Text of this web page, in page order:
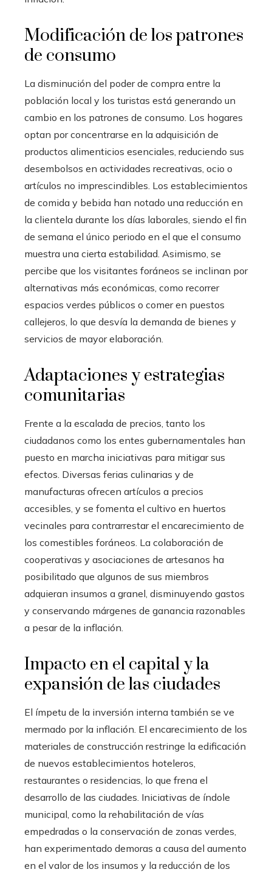
Modificación de los patrones
de consumo
La disminución del poder de compra entre la
población local y los turistas está generando un
cambio en los patrones de consumo. Los hogares
optan por concentrarse en la adquisición de
productos alimenticios esenciales, reduciendo sus
desembolsos en actividades recreativas, ocio o
artículos no imprescindibles. Los establecimientos
de comida y bebida han notado una reducción en
la clientela durante los días laborales, siendo el fin
de semana el único periodo en el que el consumo
muestra una cierta estabilidad. Asimismo, se
percibe que los visitantes foráneos se inclinan por
alternativas más económicas, como recorrer
espacios verdes públicos o comer en puestos
callejeros, lo que desvía la demanda de bienes y
servicios de mayor elaboración.
Adaptaciones y estrategias
comunitarias
Frente a la escalada de precios, tanto los
ciudadanos como los entes gubernamentales han
puesto en marcha iniciativas para mitigar sus
efectos. Diversas ferias culinarias y de
manufacturas ofrecen artículos a precios
accesibles, y se fomenta el cultivo en huertos
vecinales para contrarrestar el encarecimiento de
los comestibles foráneos. La colaboración de
cooperativas y asociaciones de artesanos ha
posibilitado que algunos de sus miembros
adquieran insumos a granel, disminuyendo gastos
y conservando márgenes de ganancia razonables
a pesar de la inflación.
Impacto en el capital y la
expansión de las ciudades
El ímpetu de la inversión interna también se ve
mermado por la inflación. El encarecimiento de los
materiales de construcción restringe la edificación
de nuevos establecimientos hoteleros,
restaurantes o residencias, lo que frena el
desarrollo de las ciudades. Iniciativas de índole
municipal, como la rehabilitación de vías
empedradas o la conservación de zonas verdes,
han experimentado demoras a causa del aumento
en el valor de los insumos y la reducción de los